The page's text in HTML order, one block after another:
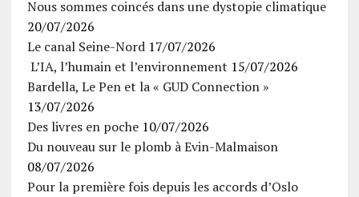
Nous sommes coincés dans une dystopie climatique
20/07/2026
Le canal Seine-Nord 17/07/2026
L’IA, l’humain et l’environnement 15/07/2026
Bardella, Le Pen et la « GUD Connection »
13/07/2026
Des livres en poche 10/07/2026
Du nouveau sur le plomb à Evin-Malmaison
08/07/2026
Pour la première fois depuis les accords d’Oslo